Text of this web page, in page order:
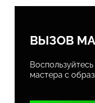
ВЫЗОВ
мастера с